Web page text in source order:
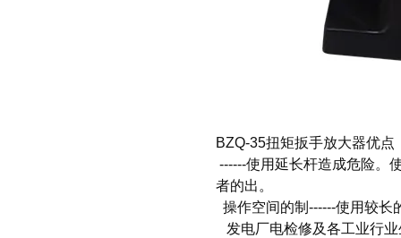
BZQ-35扭矩扳手放大器优点
------使用延长杆造成危险。
者的出。
操作空间的制------使用较长
发电厂电检修及各工业行